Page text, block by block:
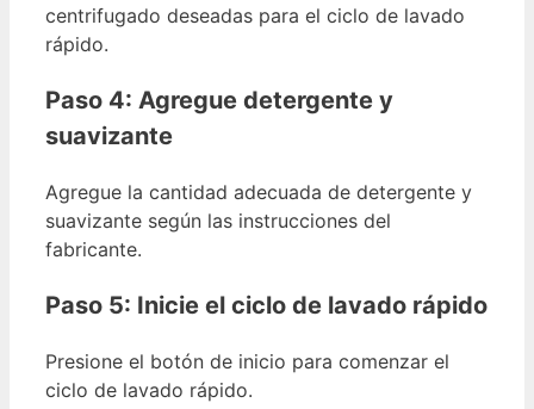
centrifugado deseadas para el ciclo de lavado
rápido.
Paso 4: Agregue detergente y
suavizante
Agregue la cantidad adecuada de detergente y
suavizante según las instrucciones del
fabricante.
Paso 5: Inicie el ciclo de lavado rápido
Presione el botón de inicio para comenzar el
ciclo de lavado rápido.